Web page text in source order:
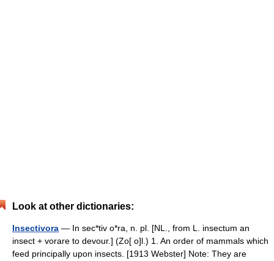
Look at other dictionaries:
Insectivora — In sec*tiv o*ra, n. pl. [NL., from L. insectum an
insect + vorare to devour.] (Zo[ o]l.) 1. An order of mammals which
feed principally upon insects. [1913 Webster] Note: They are